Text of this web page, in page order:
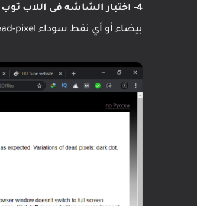
4- اختبار الشاشه فى اللاب توب المستعمل
بيضاء أو أي نقط سوداء Dead-pixel من خلال على هذا